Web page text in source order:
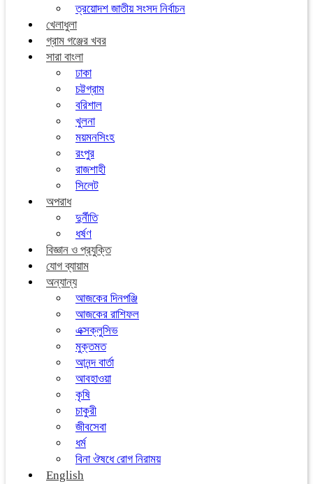
ত্রয়োদশ জাতীয় সংসদ নির্বাচন
খেলাধুলা
গ্রাম গঞ্জের খবর
সারা বাংলা
ঢাকা
চট্টগ্রাম
বরিশাল
খুলনা
ময়মনসিংহ
রংপুর
রাজশাহী
সিলেট
অপরাধ
দুর্নীতি
ধর্ষণ
বিজ্ঞান ও প্রযুক্তি
যোগ ব্যায়াম
অন্যান্য
আজকের দিনপঞ্জি
আজকের রাশিফল
এক্সক্লুসিভ
মুক্তমত
আনন্দ বার্তা
আবহাওয়া
কৃষি
চাকুরী
জীবসেবা
ধর্ম
বিনা ঔষধে রোগ নিরাময়
English